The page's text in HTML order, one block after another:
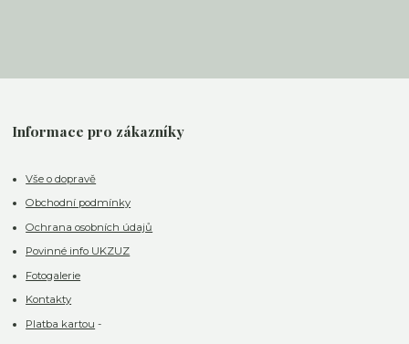
Informace pro zákazníky
Vše o dopravě
Obchodní podmínky
Ochrana osobních údajů
Povinné info UKZUZ
Fotogalerie
Kontakty
Platba kartou -